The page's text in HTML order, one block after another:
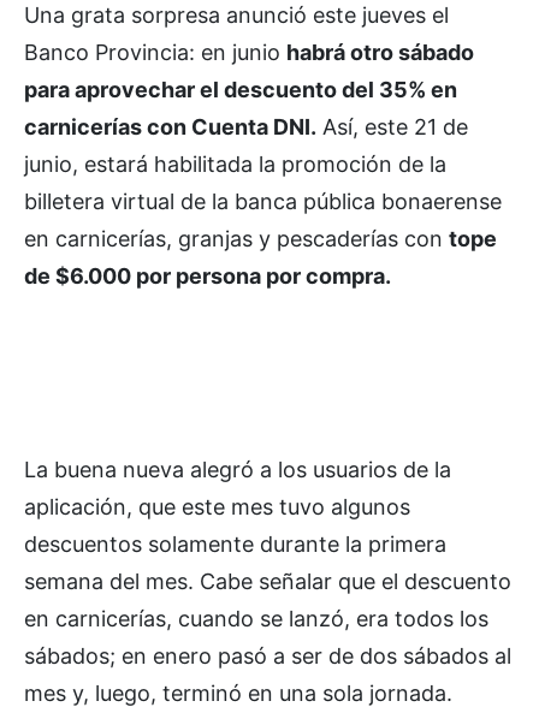
Una grata sorpresa anunció este jueves el
Banco Provincia: en junio habrá otro sábado
para aprovechar el descuento del 35% en
carnicerías con Cuenta DNI. Así, este 21 de
junio, estará habilitada la promoción de la
billetera virtual de la banca pública bonaerense
en carnicerías, granjas y pescaderías con tope
de $6.000 por persona por compra.
La buena nueva alegró a los usuarios de la
aplicación, que este mes tuvo algunos
descuentos solamente durante la primera
semana del mes. Cabe señalar que el descuento
en carnicerías, cuando se lanzó, era todos los
sábados; en enero pasó a ser de dos sábados al
mes y, luego, terminó en una sola jornada.